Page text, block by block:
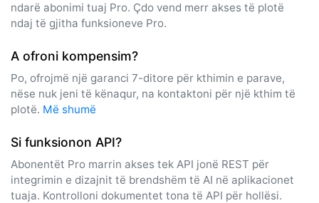
ndarë abonimi tuaj Pro. Çdo vend merr akses të plotë
ndaj të gjitha funksioneve Pro.
A ofroni kompensim?
Po, ofrojmë një garanci 7-ditore për kthimin e parave,
nëse nuk jeni të kënaqur, na kontaktoni për një kthim të
plotë. Më shumë
Si funksionon API?
Abonentët Pro marrin akses tek API jonë REST për
integrimin e dizajnit të brendshëm të AI në aplikacionet
tuaja. Kontrolloni dokumentet tona të API për hollësi.